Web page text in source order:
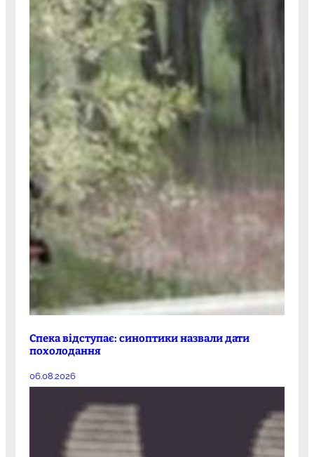
Спека відступає: синоптики назвали дати
похолодання
06.08.2026